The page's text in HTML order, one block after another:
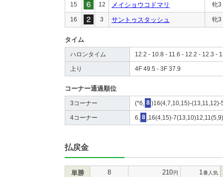
15 12 メイショウコドマリ 牝3
16 3 サントゥスタッシュ 牝3
タイム
ハロンタイム 12.2 - 10.8 - 11.6 - 12.2 - 12.3 -
上り 4F 49.5 - 3F 37.9
コーナー通過順位
3コーナー (*6, 8 )16(4,7,10,15)-
4コーナー 6, 8 ,16(4,15)-
払戻金
単勝 8 210円 1 番人気